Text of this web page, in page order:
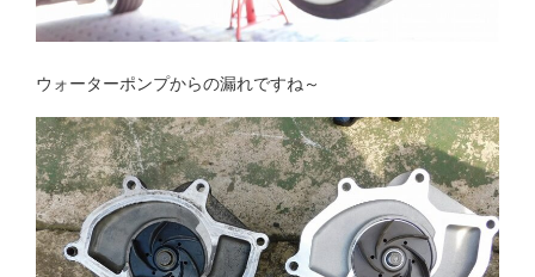
ウォーターポンプからの漏れですね～